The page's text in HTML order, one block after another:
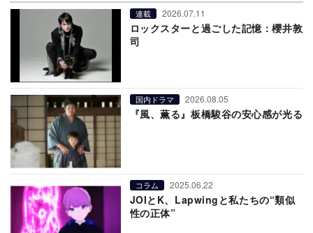
連載 2026.07.11
ロックスターと過ごした記憶：櫻井敦
司
国内ドラマ 2026.08.05
『風、薫る』板橋駿谷の安心感が光る
コラム 2025.06.22
JOIとK、Lapwingと私たちの“類似
性の正体”